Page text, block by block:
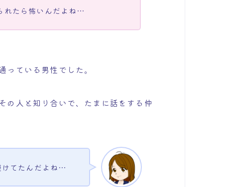
れたら怖いんだよね…
ている男性でした。
の人と知り合いで、たまに話をする仲
けてたんだよね…